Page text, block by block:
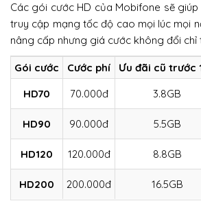
Các gói cước HD của Mobifone sẽ
truy cập mạng tốc độ cao mọi lúc mọi
nâng cấp nhưng giá cước không đổi chỉ
Gói cước Cước phí Ưu đãi cũ trước
HD70
70.000đ 3.8GB
HD90 90.000đ 5.5GB
HD120 120.000đ 8.8GB
HD200 200.000đ 16.5GB